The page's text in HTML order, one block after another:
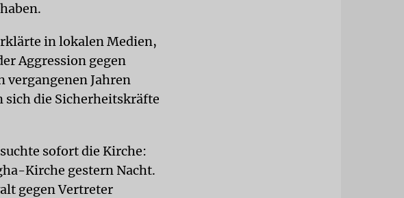
in lokalen Medien,
Aggression gegen
vergangenen Jahren
die Sicherheitskräfte
sofort die Kirche:
Kirche gestern Nacht.
gegen Vertreter